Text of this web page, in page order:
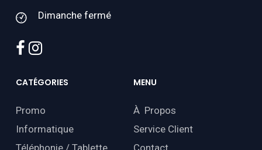
Dimanche fermé
facebook
instagram
CATÉGORIES
Promo
Informatique
Téléphonie / Tablette
MENU
À Propos
Service Client
Contact